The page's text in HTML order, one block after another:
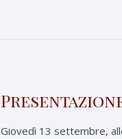
Giovedì 13 settembre,